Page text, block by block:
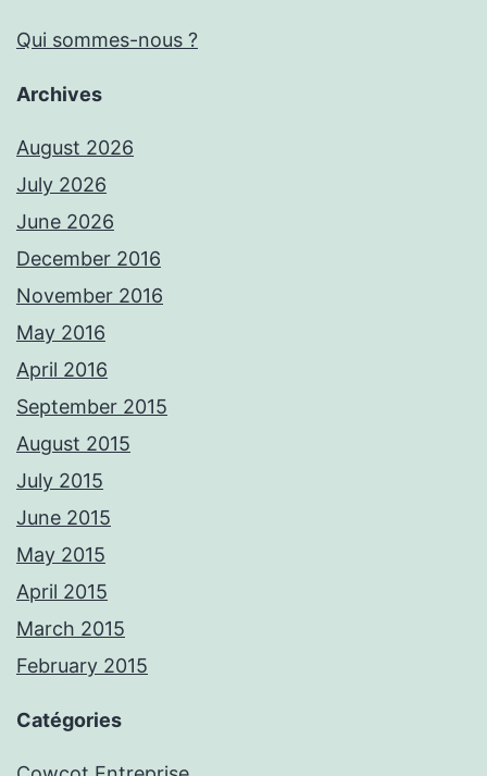
Qui sommes-nous ?
Archives
August 2026
July 2026
June 2026
December 2016
November 2016
May 2016
April 2016
September 2015
August 2015
July 2015
June 2015
May 2015
April 2015
March 2015
February 2015
Catégories